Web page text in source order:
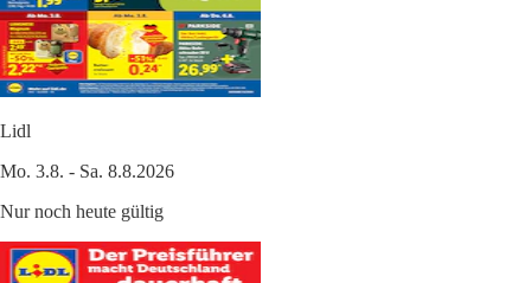
Lidl
Mo. 3.8. - Sa. 8.8.2026
Nur noch heute gültig